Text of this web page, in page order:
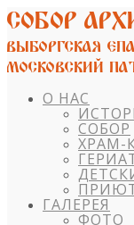
О НАС
СОБОР
ХРАМ-
ГАЛЕРЕЯ
ФОТО